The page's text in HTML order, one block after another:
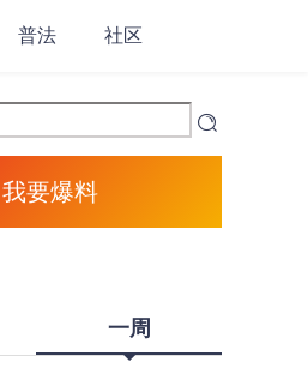
普法 社区
我要爆料
一周